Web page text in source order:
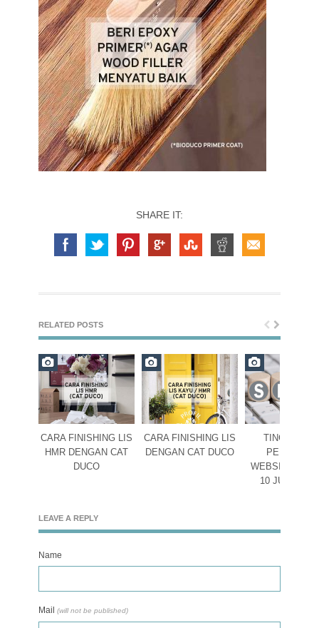
SHARE IT:
RELATED POSTS
CARA FINISHING LIS
HMR DENGAN CAT
DUCO
CARA FINISHING LIS
DENGAN CAT DUCO
PERINGKAT
WEBSITE
10 JURUS
LEAVE A REPLY
Name
Mail (will not be published)